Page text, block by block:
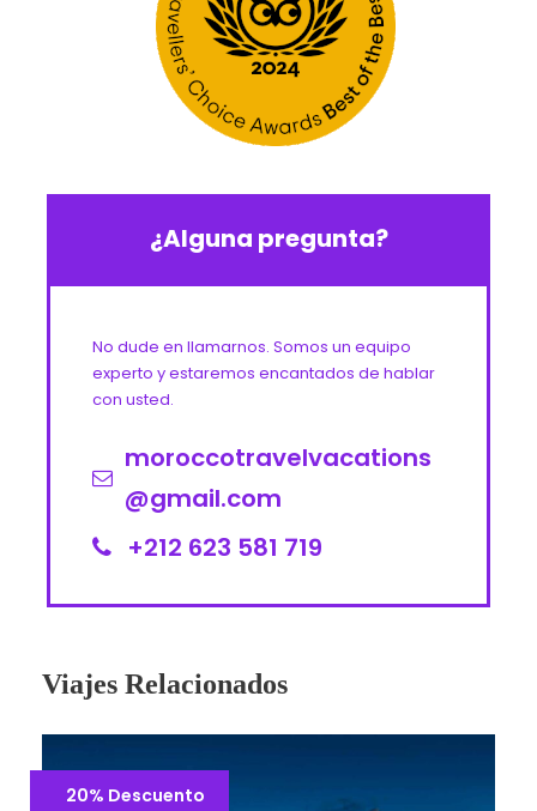
¿Alguna pregunta?
No dude en llamarnos. Somos un equipo
experto y estaremos encantados de hablar
con usted.
moroccotravelvacations
@gmail.com
+212 623 581 719
Viajes Relacionados
20% Descuento